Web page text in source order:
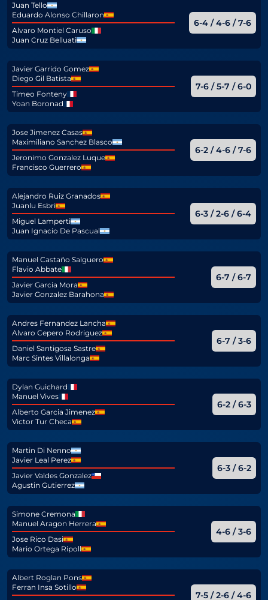
Juan Tello
Eduardo Alonso Chillaron
Alvaro Montiel Caruso
Juan Cruz Belluati
6-4 / 4-6 / 7-6
Javier Garrido Gomez
Diego Gil Batista
Timeo Fonteny
Yoan Boronad
7-6 / 5-7 / 6-0
Jose Jimenez Casas
Maximiliano Sanchez Blasco
Jeronimo Gonzalez Luque
Francisco Guerrero
6-2 / 4-6 / 7-6
Alejandro Ruiz Granados
Juanlu Esbri
Miguel Lamperti
Juan Ignacio De Pascual
6-3 / 2-6 / 6-4
Manuel Castaño Salguero
Flavio Abbate
Javier Garcia Mora
Javier Gonzalez Barahona
6-7 / 6-7
Andres Fernandez Lancha
Alvaro Cepero Rodriguez
Daniel Santigosa Sastre
Marc Sintes Villalonga
6-7 / 3-6
Dylan Guichard
Manuel Vives
Alberto Garcia Jimenez
Victor Tur Checa
6-2 / 6-3
Martin Di Nenno
Javier Leal Perez
Javier Valdes Gonzalez
Agustin Gutierrez
6-3 / 6-2
Simone Cremona
Manuel Aragon Herrera
Jose Rico Dasi
Mario Ortega Ripoll
4-6 / 3-6
Albert Roglan Pons
Ferran Insa Sotillo
7-5 / 2-6 / 4-6